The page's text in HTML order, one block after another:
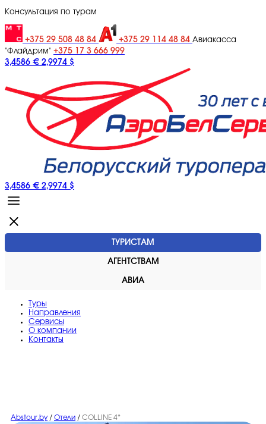
Консультация по турам
+375 29 508 48 84 +375 29 114 48 84 Авиакасса
"Флайдрим" +375 17 3 666 999
3,4586 € 2,9974 $
3,4586 € 2,9974 $
ТУРИСТАМ
АГЕНТСТВАМ
АВИА
Туры
Направления
Сервисы
O компании
Контакты
Abstour.by / Отели / COLLINE 4*